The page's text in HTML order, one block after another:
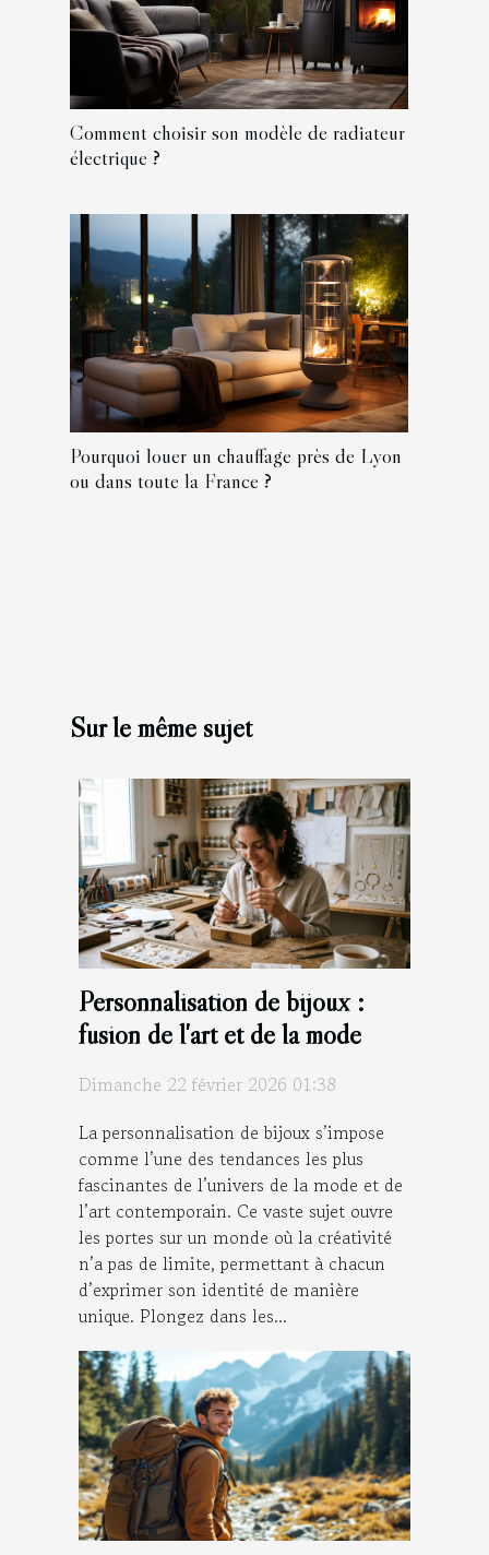
Comment choisir son modèle de radiateur
électrique ?
Pourquoi louer un chauffage près de Lyon
ou dans toute la France ?
Sur le même sujet
Personnalisation de bijoux :
fusion de l'art et de la mode
Dimanche 22 février 2026 01:38
La personnalisation de bijoux s’impose
comme l’une des tendances les plus
fascinantes de l’univers de la mode et de
l’art contemporain. Ce vaste sujet ouvre
les portes sur un monde où la créativité
n’a pas de limite, permettant à chacun
d’exprimer son identité de manière
unique. Plongez dans les...